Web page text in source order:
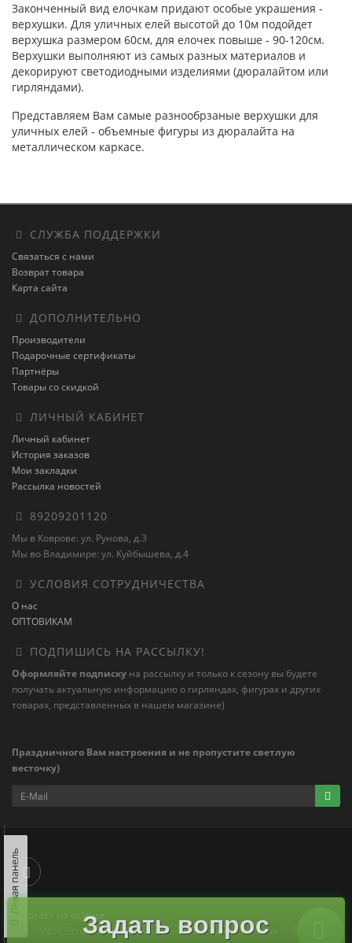
Законченный вид елочкам придают особые украшения -
верхушки. Для уличных елей высотой до 10м подойдет
верхушка размером 60см, для елочек повыше - 90-120см.
Верхушки выполняют из самых разных материалов и
декорируют светодиодными изделиями (дюралайтом или
гирляндами).
Представляем Вам самые разнообрзаные верхушки для
уличных елей - объемные фигуры из дюралайта на
металлическом каркасе.
СЛУЖБА ПОДДЕРЖКИ
Связаться с нами
Возврат товара
Карта сайта
ДОПОЛНИТЕЛЬНО
Производители
Подарочные сертификаты
Партнёры
Товары со скидкой
ЛИЧНЫЙ КАБИНЕТ
Личный кабинет
История заказов
Мои закладки
Рассылка новостей
89209201120
Мы в Коврове: ул. Рунова, д.3
Мы во Владимире: ул. Куйбышева, д.4
УСЛОВИЯ СОТРУДНИЧЕСТВА
О нас
ОПТОВИКАМ
ПОДПИШИСЬ НА РАССЫЛКУ!
Оформляйте подписку на рассылку и только к сезону вы будете
получать актуальную информацию о гирляндах, фигурах и других
товарах, представленных в нашем магазине)
Праздничного Вам настроения и не пропустите светлую
весточку)
Работает на
ocStore
GIRLYANDY33.ru - интернет-магазин новогодних товаров © 2026
Левая панель
Задать вопрос